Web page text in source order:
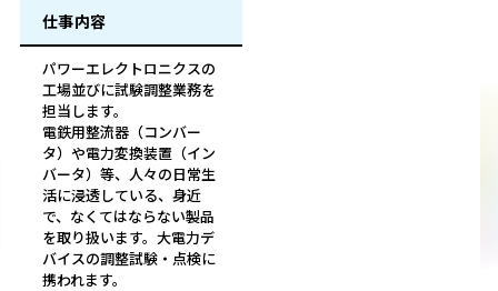
仕事内容
パワーエレクトロニクスの
工場並びに試験調整業務を
担当します。
電鉄用整流器（コンバー
タ）や電力変換装置（イン
バータ）等、人々の日常生
活に浸透している、身近
で、なくてはならない製品
を取り扱います。大電力デ
バイスの調整試験・点検に
携われます。